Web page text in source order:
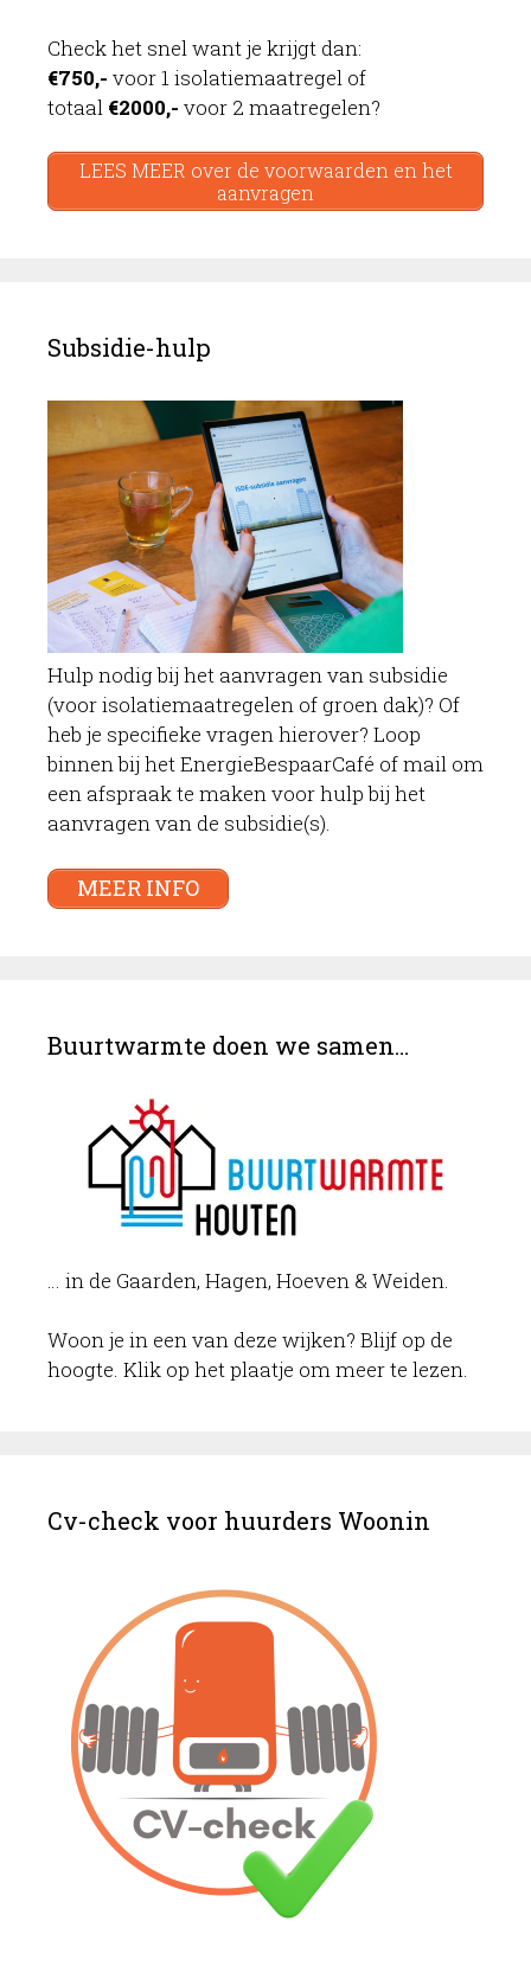
Check het snel want je krijgt dan:
€750,- voor 1 isolatiemaatregel of
totaal €2000,- voor 2 maatregelen?
LEES MEER over de voorwaarden en het
aanvragen
Subsidie-hulp
Hulp nodig bij het aanvragen van subsidie
(voor isolatiemaatregelen of groen dak)? Of
heb je specifieke vragen hierover? Loop
binnen bij het EnergieBespaarCafé of mail om
een afspraak te maken voor hulp bij het
aanvragen van de subsidie(s).
MEER INFO
Buurtwarmte doen we samen…
… in de Gaarden, Hagen, Hoeven & Weiden.
Woon je in een van deze wijken? Blijf op de
hoogte. Klik op het plaatje om meer te lezen.
Cv-check voor huurders Woonin